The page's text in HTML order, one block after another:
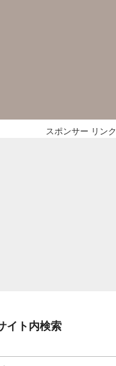
スポンサー リンク
イト内検索